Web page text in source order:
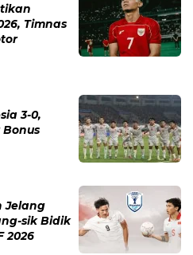
Timnas
3-0,
Jelang
sik Bidik
2026